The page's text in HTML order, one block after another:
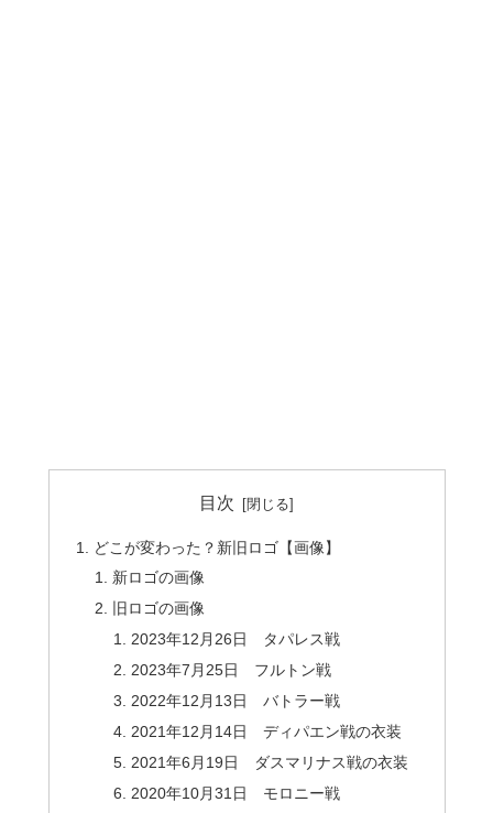
目次
どこが変わった？新旧ロゴ【画像】
新ロゴの画像
旧ロゴの画像
2023年12月26日 タパレス戦
2023年7月25日 フルトン戦
2022年12月13日 バトラー戦
2021年12月14日 ディパエン戦の衣装
2021年6月19日 ダスマリナス戦の衣装
2020年10月31日 モロニー戦